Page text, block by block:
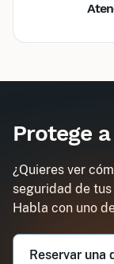
Demander un
Carnet de
entreprise
Email
Protege
¿Quieres ver
seguridad de
Habla con uno
Reservar una